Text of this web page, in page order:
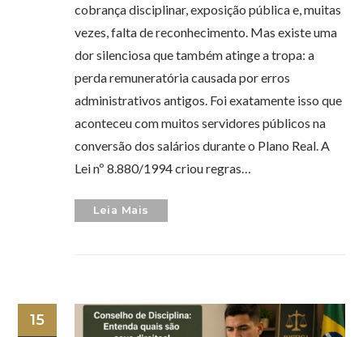
cobrança disciplinar, exposição pública e, muitas
vezes, falta de reconhecimento. Mas existe uma
dor silenciosa que também atinge a tropa: a
perda remuneratória causada por erros
administrativos antigos. Foi exatamente isso que
aconteceu com muitos servidores públicos na
conversão dos salários durante o Plano Real. A
Lei nº 8.880/1994 criou regras…
Leia Mais
15